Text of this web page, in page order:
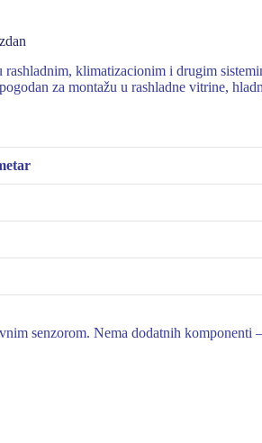
rashladnim, klimatizacionim i drugim
za montažu u rashladne vitrine,
senzorom. Nema dodatnih komponenti